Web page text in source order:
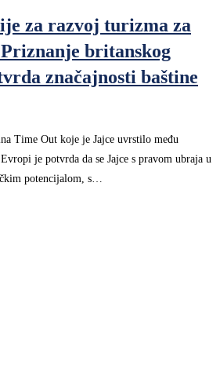
za razvoj turizma za
britanskog
značajnosti baštine
Time Out koje je Jajce uvrstilo među
je potvrda da se Jajce s pravom ubraja u
potencijalom, s…